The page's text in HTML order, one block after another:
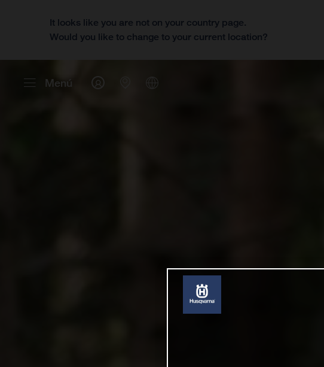
It looks like you are not on your country page.
Would you like to change to your current location?
Menú